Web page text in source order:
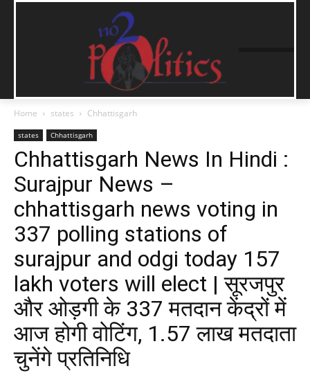
Home states Chhattisgarh
states Chhattisgarh
Chhattisgarh News In Hindi :
Surajpur News –
chhattisgarh news voting in
337 polling stations of
surajpur and odgi today 157
lakh voters will elect | सूरजपुर
और ओड़गी के 337 मतदान केंद्रों में
आज होगी वोटिंग, 1.57 लाख मतदाता
चुनेंगे प्रतिनिधि